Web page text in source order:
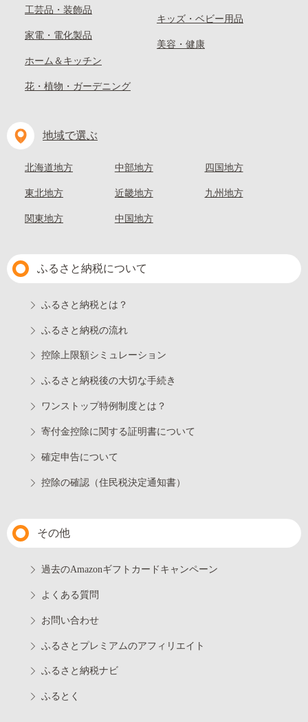
工芸品・装飾品
家電・電化製品
ホーム＆キッチン
花・植物・ガーデニング
キッズ・ベビー用品
美容・健康
地域で選ぶ
北海道地方
東北地方
関東地方
中部地方
近畿地方
中国地方
四国地方
九州地方
ふるさと納税について
ふるさと納税とは？
ふるさと納税の流れ
控除上限額シミュレーション
ふるさと納税後の大切な手続き
ワンストップ特例制度とは？
寄付金控除に関する証明書について
確定申告について
控除の確認（住民税決定通知書）
その他
過去のAmazonギフトカードキャンペーン
よくある質問
お問い合わせ
ふるさとプレミアムのアフィリエイト
ふるさと納税ナビ
ふるとく